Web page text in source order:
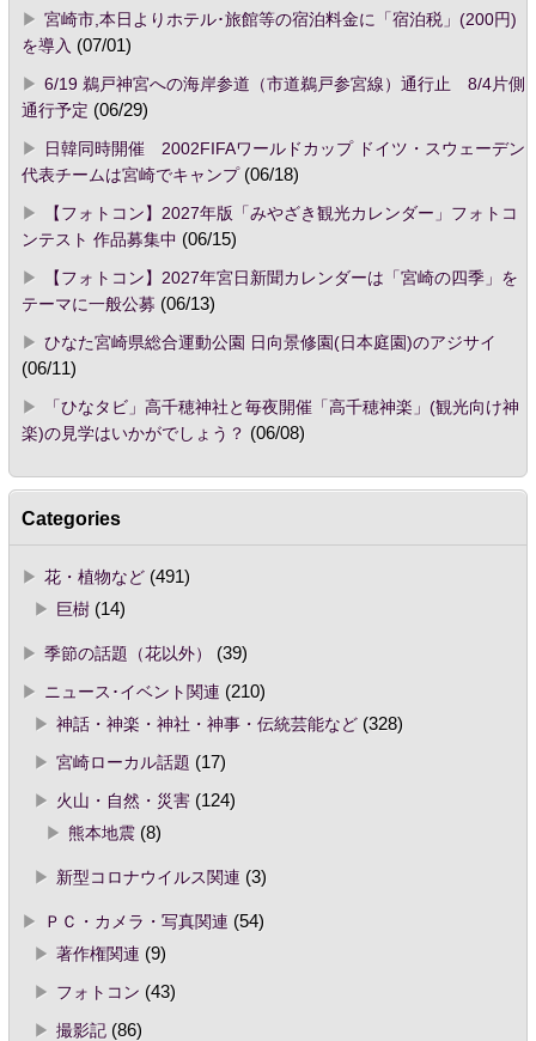
宮崎市,本日よりホテル･旅館等の宿泊料金に「宿泊税」(200円)
を導入 (07/01)
6/19 鵜戸神宮への海岸参道（市道鵜戸参宮線）通行止 8/4片側
通行予定 (06/29)
日韓同時開催 2002FIFAワールドカップ ドイツ・スウェーデン
代表チームは宮崎でキャンプ(06/18)
【フォトコン】2027年版「みやざき観光カレンダー」フォトコ
ンテスト 作品募集中 (06/15)
【フォトコン】2027年宮日新聞カレンダーは「宮崎の四季」を
テーマに一般公募 (06/13)
ひなた宮崎県総合運動公園 日向景修園(日本庭園)のアジサイ
(06/11)
「ひなタビ」高千穂神社と毎夜開催「高千穂神楽」(観光向け神
楽)の見学はいかがでしょう？ (06/08)
Categories
花・植物など(491)
巨樹(14)
季節の話題（花以外）
(39)
ニュース･イベント関連 (210)
神話・神楽・神社・神事・伝統芸能など(328)
宮崎ローカル話題 (17)
火山・自然・災害(124)
熊本地震(8)
新型コロナウイルス関連 (3)
ＰＣ・カメラ・写真関連 (54)
著作権関連 (9)
フォトコン (43)
撮影記(86)